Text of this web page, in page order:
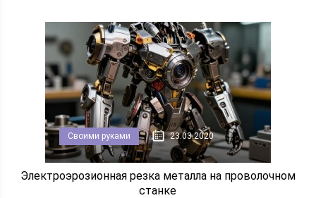
Своими руками 23.03.2020
Электроэрозионная резка металла на проволочном
станке